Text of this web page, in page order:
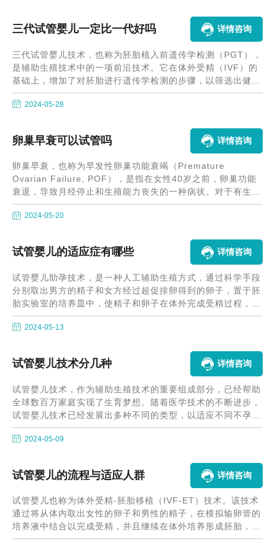
龄、卵子质量、精子质量、胚胎质量、子宫环境等。
三代试管婴儿一定比一代好吗 详情咨询
三代试管婴儿技术，也称为胚胎植入前遗传学检测（PGT），
是辅助生殖技术中的一项前沿技术。它在体外受精（IVF）的
基础上，增加了对胚胎进行遗传学检测的步骤，以筛选出健康
的胚胎进行移植。然而，面对一代和三代试管婴儿技术，许多
患者会有疑问：三代试管婴儿一定比一代好吗？本文将探讨这
2024-05-28
卵巢早衰可以试管吗 详情咨询
卵巢早衰，也称为早发性卵巢功能衰竭（Premature
Ovarian Failure, POF），是指在女性40岁之前，卵巢功能
衰退，导致月经停止和生殖能力丧失的一种病状。对于有生育
需求的女性来说，这无疑是一个巨大的挑战。本文将探讨卵巢
早衰的女性是否可以通过试管婴儿（IVF）技术实现生育。
2024-05-20
试管婴儿的适应症有哪些 详情咨询
试管婴儿助孕技术，是一种人工辅助生殖方式，通过科学手段
分别取出男方的精子和女方经过超促排卵得到的卵子，置于胚
胎实验室的培养皿中，使精子和卵子在体外完成受精过程，并
培育至第三天的8细胞期或第五天的囊胚期。随后，利用专业
的移植管，将这一体外受精并发育的胚胎植入女方子宫内，使
2024-05-13
试管婴儿技术分几种 详情咨询
试管婴儿技术，作为辅助生殖技术的重要组成部分，已经帮助
全球数百万家庭实现了生育梦想。随着医学技术的不断进步，
试管婴儿技术已经发展出多种不同的类型，以适应不同不孕不
育夫妇的具体需求。从最初的体外受精（IVF）到现在的胚胎
植入前遗传学检测（PGT），每一种技术都有其独特的适应症
种类及其在生殖医学中的应用，带您深入了解这一领域的最新
进展。
2024-05-09
试管婴儿的流程与适应人群 详情咨询
试管婴儿也称为体外受精-胚胎移植（IVF-ET）技术。该技术
通过将从体内取出女性的卵子和男性的精子，在模拟输卵管的
培养液中结合以完成受精，并且继续在体外培养形成胚胎，再
将胚胎移植到女性的子宫中，以实现生育的目的。